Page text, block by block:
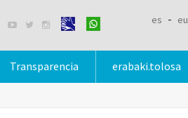
   es eu
Transparencia erabaki.tolosa